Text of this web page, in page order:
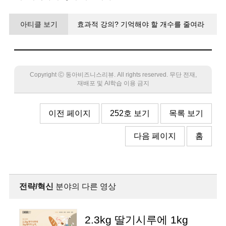
아티클 보기 효과적 강의? 기억해야 할 개수를 줄여라
Copyright Ⓒ 동아비즈니스리뷰. All rights reserved. 무단 전재,
재배포 및 AI학습 이용 금지
이전 페이지 252호 보기 목록 보기
다음 페이지 홈
전략/혁신 분야의 다른 영상
2.3kg 딸기시루에 1kg